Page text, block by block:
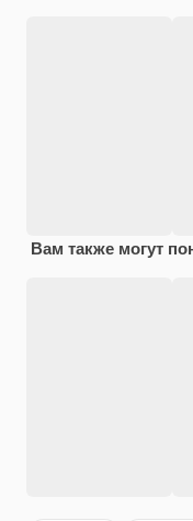
Вам также могут